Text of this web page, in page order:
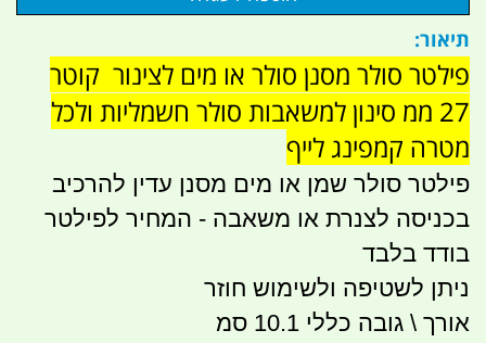
תיאור:
פילטר סולר מסנן סולר או מים לצינור קוטר
27 ממ סינון למשאבות סולר חשמליות ולכל
מטרה קמפינג לייף
פילטר סולר שמן או מים מסנן עדין להרכיב
בכניסה לצנרת או משאבה - המחיר לפילטר
בודד בלבד
ניתן לשטיפה ולשימוש חוזר
אורך \ גובה כללי 10.1 סמ